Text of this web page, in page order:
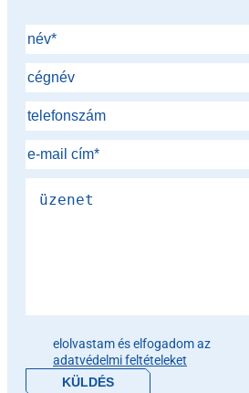
elolvastam és elfogadom az
adatvédelmi feltételeket